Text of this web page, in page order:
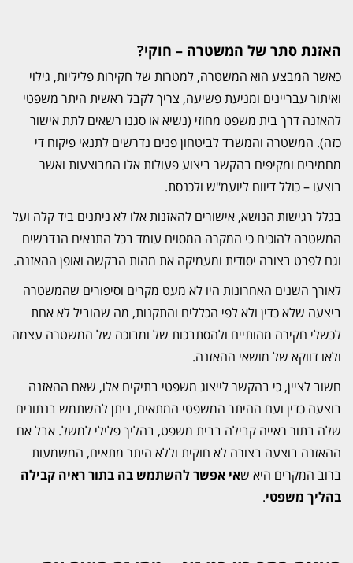
האזנת סתר של המשטרה – חוקי?
כאשר המבצע הוא המשטרה, למטרות של חקירות פליליות, גילוי
ואיתור עבריינים ומניעת פשיעה, צריך לקבל ראשית היתר משפטי
להאזנה דרך בית משפט מחוזי (נשיא או סגנו רשאים לתת אישור
כזה). המשטרה והמשרד לביטחון פנים נדרשים לתנאי פיקוח די
מחמירים ומקיפים בהקשר ביצוע פעולות אלו המבוצעות ואשר
בוצעו – כולל דיווח ליועמ"ש ולכנסת.
בגלל רגישות הנושא, אישורים להאזנות אלו לא ניתנים ביד קלה ועל
המשטרה להוכיח כי המקרה המסוים עומד בכל התנאים הנדרשים
וגם לפרט בצורה יסודית ומעמיקה את מהות הבקשה ואופן ההאזנה.
לאורך השנים האחרונות היו לא מעט מקרים וסיפורים שהמשטרה
ביצעה שלא כדין ולא לפי הכללים והתקנות, מה שהוביל לא אחת
לכשלי חקירה מהותיים ולהסתבכות של ומבוכה של המשטרה עצמה
ולאו דווקא של מושאי ההאזנה.
חשוב לציין, כי בהקשר לייצוג משפטי בתיקים אלו, שאם ההאזנה
בוצעה כדין ועם ההיתר המשפטי המתאים, ניתן להשתמש בנתונים
שלה בתור ראייה קבילה בבית משפט, בהליך פלילי למשל. אבל אם
ההאזנה בוצעה בצורה לא חוקית וללא היתר מתאים, המשמעות
ברוב המקרים היא שאי אפשר להשתמש בה בתור ראיה קבילה
בהליך משפטי.